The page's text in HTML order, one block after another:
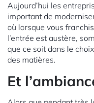
Aujourd’hui les
important de
où lorsque vous
l’entrée est austère,
que ce soit dans le
des matières.
Et